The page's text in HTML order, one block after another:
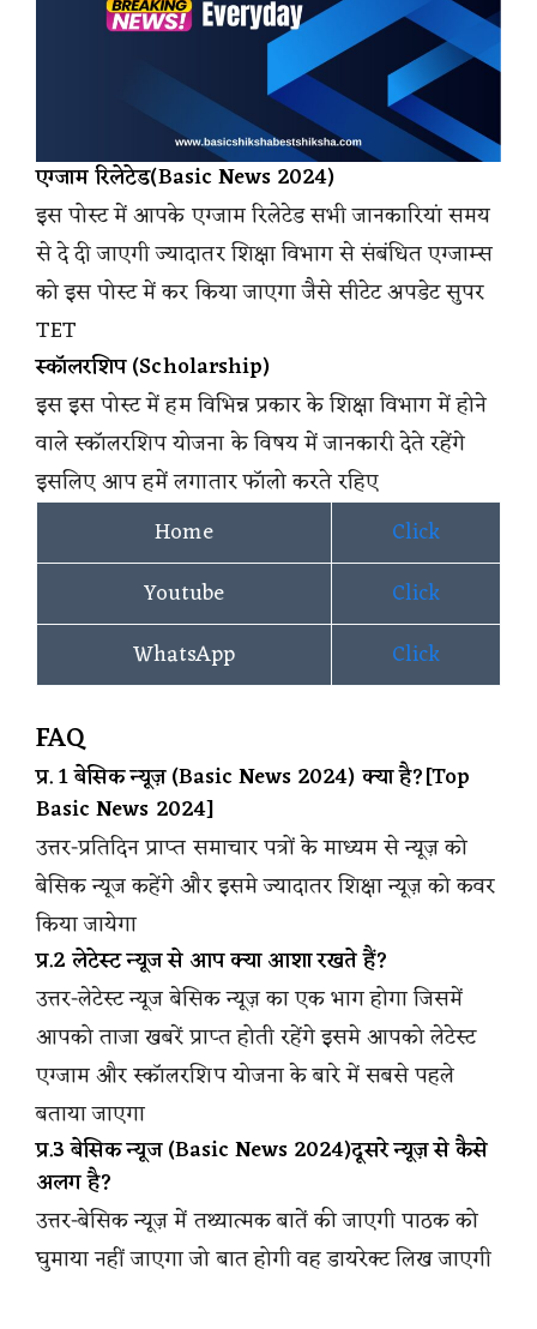
एग्जाम रिलेटेड(Basic News 2024)
इस पोस्ट में आपके एग्जाम रिलेटेड सभी जानकारियां समय
से दे दी जाएगी ज्यादातर शिक्षा विभाग से संबंधित एग्जाम्स
को इस पोस्ट में कर किया जाएगा जैसे सीटेट अपडेट सुपर
TET
स्कॉलरशिप (Scholarship)
इस इस पोस्ट में हम विभिन्न प्रकार के शिक्षा विभाग में होने
वाले स्कॉलरशिप योजना के विषय में जानकारी देते रहेंगे
इसलिए आप हमें लगातार फॉलो करते रहिए
Home
Click
Youtube
Click
WhatsApp
Click
FAQ
प्र. 1 बेसिक न्यूज़ (Basic News 2024) क्या है?[Top
Basic News 2024]
उत्तर-प्रतिदिन प्राप्त समाचार पत्रों के माध्यम से न्यूज़ को
बेसिक न्यूज कहेंगे और इसमे ज्यादातर शिक्षा न्यूज़ को कवर
किया जायेगा
प्र.2 लेटेस्ट न्यूज से आप क्या आशा रखते हैं?
उत्तर-लेटेस्ट न्यूज बेसिक न्यूज़ का एक भाग होगा जिसमें
आपको ताजा खबरें प्राप्त होती रहेंगे इसमे आपको लेटेस्ट
एग्जाम और स्कॉलरशिप योजना के बारे में सबसे पहले
बताया जाएगा
प्र.3 बेसिक न्यूज (Basic News 2024)दूसरे न्यूज़ से कैसे
अलग है?
उत्तर-बेसिक न्यूज़ में तथ्यात्मक बातें की जाएगी पाठक को
घुमाया नहीं जाएगा जो बात होगी वह डायरेक्ट लिख जाएगी